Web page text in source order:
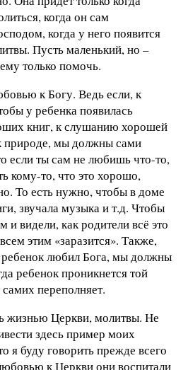
когда он сам
когда у него появится
Пусть маленький, но –
только помочь.
к Богу. Ведь если, к
у ребенка появилась
книг, к слушанию хорошей
природе, мы должны сами
если ты сам не любишь что-то,
кому-то, что это хорошо,
То есть нужно, чтобы в доме
звучала музыка и т.д. Чтобы
и видели, как родители всё это
этим «заразится». Также,
любил Бога, мы должны
ребенок проникнется той
переполняет.
Церкви, молитвы. Не
здесь пример моих
я буду говорить прежде всего
к Церкви они воспитали